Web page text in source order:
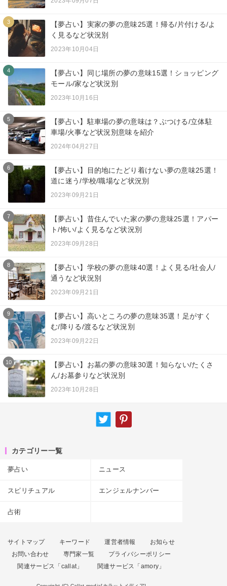
3
【夢占い】実家の夢の意味25選！帰る/片付ける/よ
く見るなど状況別
2023年10月04日
4
【夢占い】同じ場所の夢の意味15選！ショッピング
モール/家など状況別
2023年10月16日
5
【夢占い】駐車場の夢の意味は？ぶつける/立体駐
車場/火事など状況別意味を紹介
2024年04月27日
6
【夢占い】目的地にたどり着けない夢の意味25選！
道に迷う/学校/職場など状況別
2023年09月21日
7
【夢占い】昔住んでいた家の夢の意味25選！アパー
ト/怖い/よく見るなど状況別
2023年09月28日
8
【夢占い】学校の夢の意味40選！よく見る/社会人/
通うなど状況別
2023年09月21日
9
【夢占い】高いところの夢の意味35選！足がすく
む/降りる/渡るなど状況別
2023年09月22日
10
【夢占い】お墓の夢の意味30選！知らない/たくさ
ん/お墓参りなど状況別
2023年10月28日
カテゴリー一覧
夢占い ニュース
スピリチュアル エンジェルナンバー
占術
サイトマップ キーワード 運営者情報
お知らせ
お問い合わせ
専門家一覧
プライバシーポリシー
関連サービス「callat」
関連サービス「amory」